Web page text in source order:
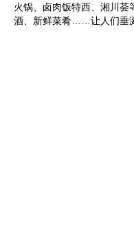
火锅、卤肉饭特西、湘川荟
酒、新鲜菜肴……让人们垂